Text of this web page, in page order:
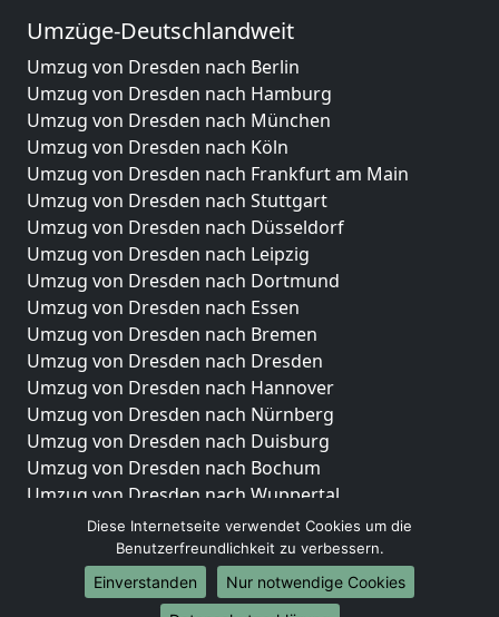
Umzüge-Deutschlandweit
Umzug von Dresden nach Berlin
Umzug von Dresden nach Hamburg
Umzug von Dresden nach München
Umzug von Dresden nach Köln
Umzug von Dresden nach Frankfurt am Main
Umzug von Dresden nach Stuttgart
Umzug von Dresden nach Düsseldorf
Umzug von Dresden nach Leipzig
Umzug von Dresden nach Dortmund
Umzug von Dresden nach Essen
Umzug von Dresden nach Bremen
Umzug von Dresden nach Dresden
Umzug von Dresden nach Hannover
Umzug von Dresden nach Nürnberg
Umzug von Dresden nach Duisburg
Umzug von Dresden nach Bochum
Umzug von Dresden nach Wuppertal
Umzug von Dresden nach Bielefeld
Umzug von Dresden nach Bonn
Umzug von Dresden nach Münster
Diese Internetseite verwendet Cookies um die
Benutzerfreundlichkeit zu verbessern.
Einverstanden
Nur notwendige Cookies